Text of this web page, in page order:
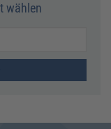
wählen